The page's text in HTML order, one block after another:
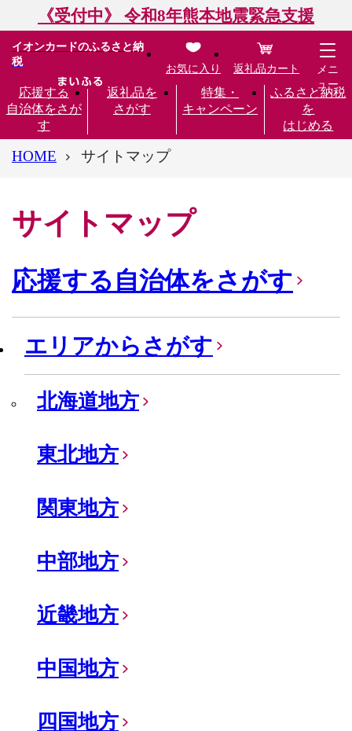
《受付中》 令和8年熊本地震緊急支援
イオンカードのふるさと納
税
応援する
自治体をさが
す
返礼品を
さがす
特集・
キャンペーン
ふるさと納税
を
はじめる
お気に入り 返礼品カート
メニ
ュー
HOME サイトマップ
サイトマップ
応援する自治体をさがす
エリアからさがす
北海道地方
東北地方
関東地方
中部地方
近畿地方
中国地方
四国地方